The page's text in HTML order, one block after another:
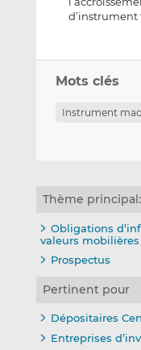
d’instrument
Mots clés
Instrument
Thème principal:
Obligations
valeurs mobilières
Prospectus
Pertinent pour
Dépositaires
Entreprises